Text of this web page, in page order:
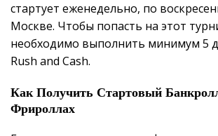
стартует еженедельно, по
Москве. Чтобы попасть на этот
необходимо выполнить минимум 5
Rush and Cash.
Как Получить Стартовый
Фрироллах